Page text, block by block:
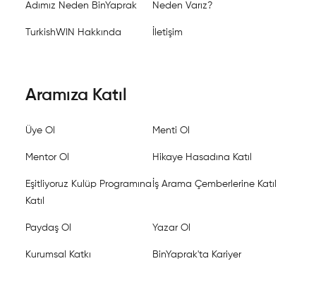
Adımız Neden BinYaprak Neden Varız?
TurkishWIN Hakkında İletişim
Aramıza Katıl
Üye Ol Menti Ol
Mentor Ol Hikaye Hasadına Katıl
Eşitliyoruz Kulüp Programına
Katıl
İş Arama Çemberlerine Katıl
Paydaş Ol Yazar Ol
Kurumsal Katkı BinYaprak'ta Kariyer